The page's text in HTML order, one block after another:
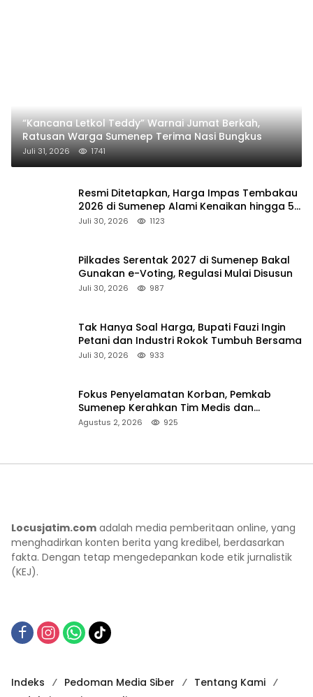
“Kancana Letkol Teddy” Warnai Jumat Berkah,
Ratusan Warga Sumenep Terima Nasi Bungkus
Juli 31, 2026 1741
Resmi Ditetapkan, Harga Impas Tembakau
2026 di Sumenep Alami Kenaikan hingga 5
Persen
Juli 30, 2026 1123
Pilkades Serentak 2027 di Sumenep Bakal
Gunakan e-Voting, Regulasi Mulai Disusun
Juli 30, 2026 987
Tak Hanya Soal Harga, Bupati Fauzi Ingin
Petani dan Industri Rokok Tumbuh Bersama
Juli 30, 2026 933
Fokus Penyelamatan Korban, Pemkab
Sumenep Kerahkan Tim Medis dan
Ambulans ke Pelabuhan Kalianget
Agustus 2, 2026 925
Locusjatim.com adalah media pemberitaan online, yang
menghadirkan konten berita yang kredibel, berdasarkan
fakta. Dengan tetap mengedepankan kode etik jurnalistik
(KEJ).
Indeks Pedoman Media Siber
Tentang Kami